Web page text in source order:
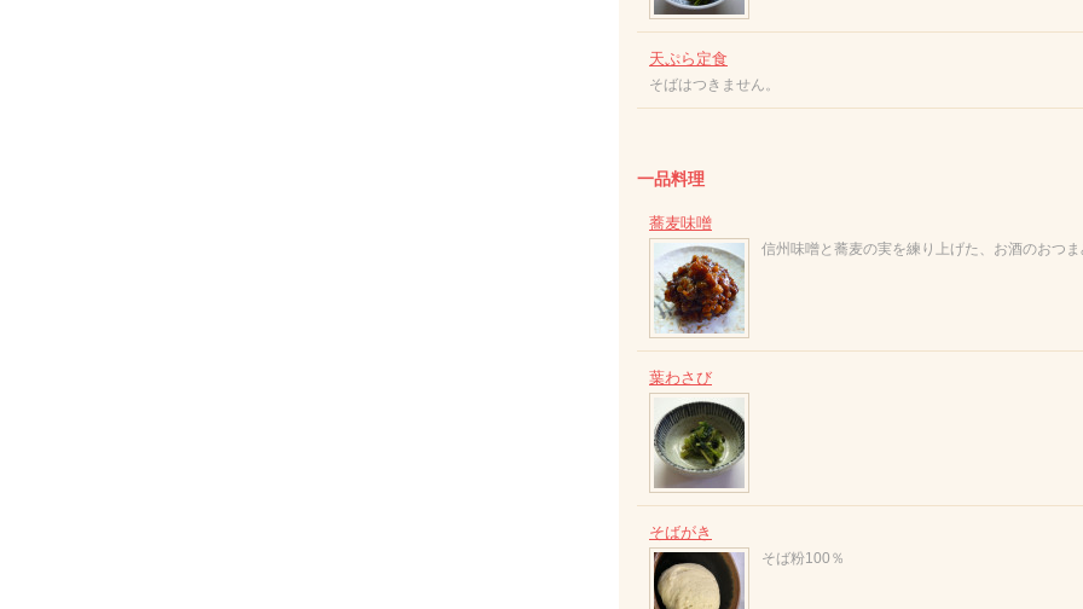
天ぷら定食
そばはつきません。
一品料理
蕎麦味噌
信州味噌と蕎麦の実を練り上げた、お酒のおつま
葉わさび
そばがき
そば粉100％